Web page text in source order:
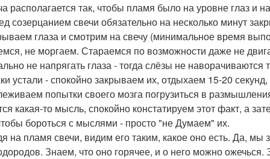
располагается так, чтобы пламя было на уровне глаз и
созерцанием свечи обязательно на несколько минут
глаза и смотрим на свечу (минимальное время
не моргаем. Стараемся по возможности даже не
не напрягать глаза - тогда слёзы не
устали - спокойно закрываем их, отдыхаем 15-20
попытки своего мозга погрузиться в
какая-то мысль, спокойно констатируем этот факт, а
бороться с мыслями - просто "не Думаем" их.
на пламя свечи, видим его таким, какое оно есть. Да, мы
Знаем, что оно горячее, и о него можно